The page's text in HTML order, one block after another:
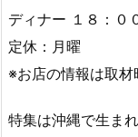
ディナー １８：０
定休：月曜
※お店の情報は取材
特集は沖縄で生ま